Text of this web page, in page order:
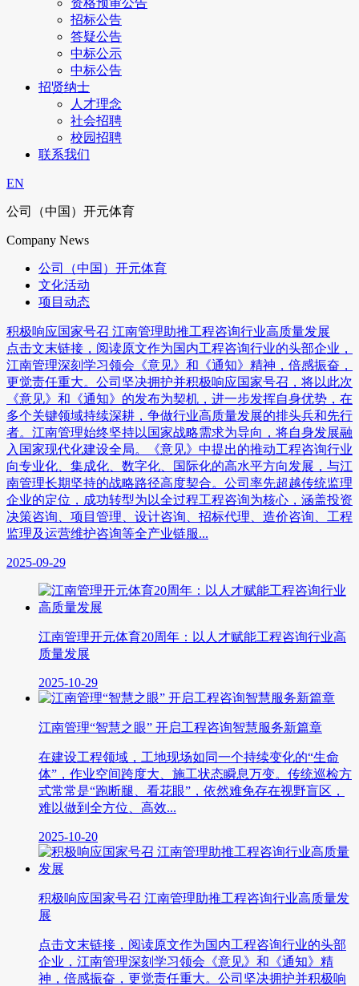
资格预审公告
招标公告
答疑公告
中标公示
中标公告
招贤纳士
人才理念
社会招聘
校园招聘
联系我们
EN
公司（中国）开元体育
Company News
公司（中国）开元体育
文化活动
项目动态
积极响应国家号召 江南管理助推工程咨询行业高质量发展
点击文末链接，阅读原文作为国内工程咨询行业的头部企业，
江南管理深刻学习领会《意见》和《通知》精神，倍感振奋，
更觉责任重大。公司坚决拥护并积极响应国家号召，将以此次
《意见》和《通知》的发布为契机，进一步发挥自身优势，在
多个关键领域持续深耕，争做行业高质量发展的排头兵和先行
者。江南管理始终坚持以国家战略需求为导向，将自身发展融
入国家现代化建设全局。《意见》中提出的推动工程咨询行业
向专业化、集成化、数字化、国际化的高水平方向发展，与江
南管理长期坚持的战略路径高度契合。公司率先超越传统监理
企业的定位，成功转型为以全过程工程咨询为核心，涵盖投资
决策咨询、项目管理、设计咨询、招标代理、造价咨询、工程
监理及运营维护咨询等全产业链服...
2025-09-29
江南管理开元体育20周年：以人才赋能工程咨询行业高
质量发展
2025-10-29
江南管理“智慧之眼” 开启工程咨询智慧服务新篇章
在建设工程领域，工地现场如同一个持续变化的“生命
体”，作业空间跨度大、施工状态瞬息万变。传统巡检方
式常常是“跑断腿、看花眼”，依然难免存在视野盲区，
难以做到全方位、高效...
2025-10-20
积极响应国家号召 江南管理助推工程咨询行业高质量发
展
点击文末链接，阅读原文作为国内工程咨询行业的头部
企业，江南管理深刻学习领会《意见》和《通知》精
神，倍感振奋，更觉责任重大。公司坚决拥护并积极响